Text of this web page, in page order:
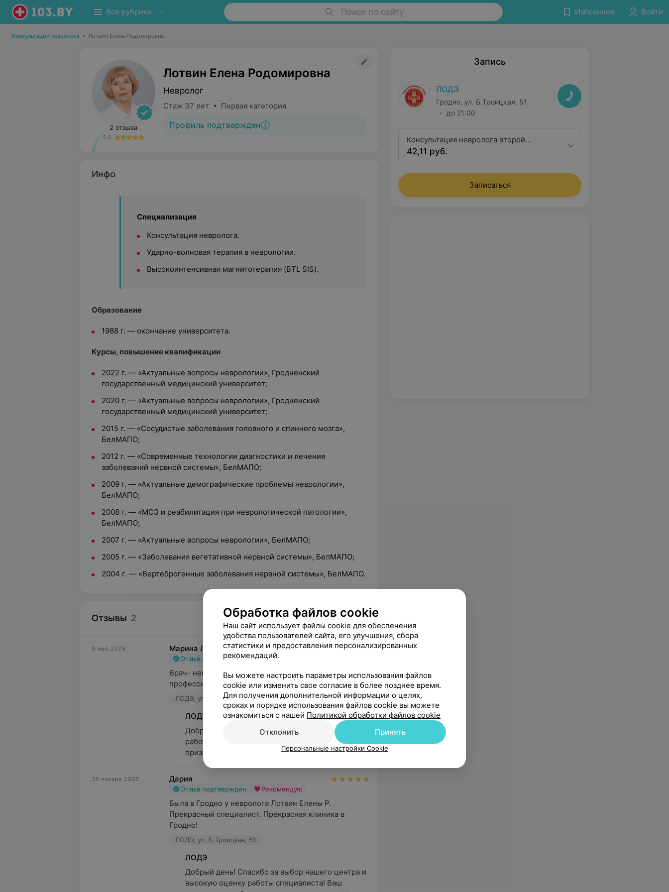
Все рубрики Поиск по сайту Избранное Войти
Консультации невролога • Лотвин Елена Родомировна
2 отзыва
5.0
Лотвин Елена Родомировна
Невролог
Стаж 37 лет • Первая категория
Профиль подтвержден
Инфо
Специализация
Консультация невролога.
Ударно-волновая терапия в неврологии.
Высокоинтенсивная магнитотерапия (BTL SIS).
Образование
1988 г. — окончание университета.
Курсы, повышение квалификации
2022 г. — «Актуальные вопросы неврологии», Гродненский
государственный медицинский университет;
2020 г. — «Актуальные вопросы неврологии», Гродненский
государственный медицинский университет;
2015 г. — «Сосудистые заболевания головного и спинного мозга»,
БелМАПО;
2012 г. — «Современные технологии диагностики и лечения
заболеваний нервной системы», БелМАПО;
2009 г. — «Актуальные демографические проблемы неврологии»,
БелМАПО;
2008 г. — «МСЭ и реабилитация при неврологической патологии»,
БелМАПО;
2007 г. — «Актуальные вопросы неврологии», БелМАПО;
2005 г. — «Заболевания вегетативной нервной системы», БелМАПО;
2004 г. — «Вертеброгенные заболевания нервной системы», БелМАПО.
Отзывы 2 5.0 ЛОДЭ, ул. Б.Троицкая, 51
9 мая 2026 Марина Л.
Отзыв подтвержден
Врач- невролог Лотвин Е.Р.  внимательная, чуткая,
профессионал своего дела.
ЛОДЭ, ул. Б.Троицкая, 51
ЛОДЭ
Добрый день, Марина! Благодарим Вас за отзыв о
работе специалиста нашего центра. Ваши слова
признательности - лучшая оце...
30 января 2026 Дария
Отзыв подтвержден Рекомендую
Была в Гродно у невролога Лотвин Елены Р.
Прекрасный специалист. Прекрасная клиника в
Гродно!
ЛОДЭ, ул. Б.Троицкая, 51
ЛОДЭ
Добрый день! Спасибо за выбор нашего центра и
высокую оценку работы специалиста! Ваш
Запись
ЛОДЭ
Гродно, ул. Б.Троицкая, 51
до 21:00
Консультация невролога второй
категории
42,11 руб.
Записаться
Обработка файлов cookie
Наш сайт использует файлы cookie для обеспечения
удобства пользователей сайта, его улучшения, сбора
статистики и предоставления персонализированных
рекомендаций.
Вы можете настроить параметры использования файлов
cookie или изменить свое согласие в более позднее время.
Для получения дополнительной информации о целях,
сроках и порядке использования файлов cookie вы можете
ознакомиться с нашей Политикой обработки файлов cookie
Отклонить
Принять
Персональные настройки Cookie